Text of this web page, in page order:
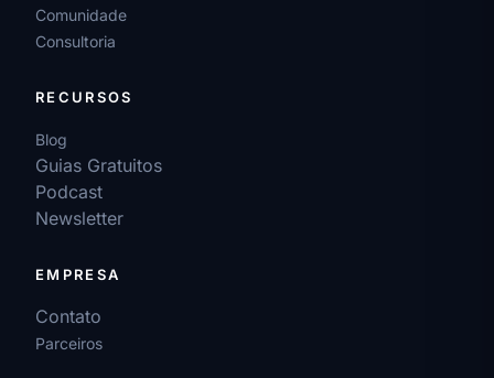
Comunidade
Consultoria
RECURSOS
Blog
Guias Gratuitos
Podcast
Newsletter
EMPRESA
Contato
Parceiros